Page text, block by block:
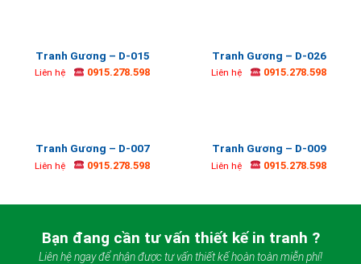
Tranh Gương – D-015
Liên hệ 0915.278.598
Tranh Gương – D-026
Liên hệ 0915.278.598
Tranh Gương – D-007
Liên hệ 0915.278.598
Tranh Gương – D-009
Liên hệ 0915.278.598
Bạn đang cần tư vấn thiết kế in tranh ?
Liên hệ ngay để nhận được tư vấn thiết kế hoàn toàn miễn phí!